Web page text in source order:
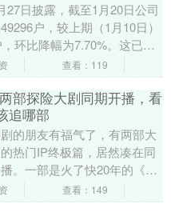
27日披露，截至1月20日公司
户，较上期（1月10日）
环比降幅为7.70%。这已是
数连续第2期下降。....
查看：119
部探险大剧同期开播，看
追哪部
的朋友有福气了，有两部大
热门IP终极篇，居然凑在同
。一部是火了快20年的《鬼
，潘粤明、张雨绮、姜超演
查看：149